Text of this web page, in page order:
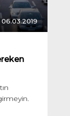
06.03.2019